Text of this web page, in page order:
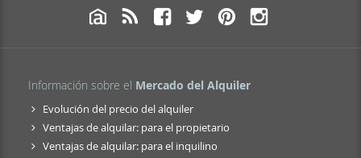
Información sobre el Mercado del Alquiler
Evolución del precio del alquiler
Ventajas de alquilar: para el propietario
Ventajas de alquilar: para el inquilino